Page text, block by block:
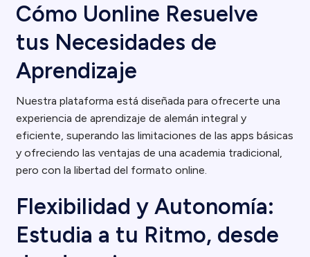
Cómo Uonline Resuelve
tus Necesidades de
Aprendizaje
Nuestra plataforma está diseñada para ofrecerte una
experiencia de aprendizaje de alemán integral y
eficiente, superando las limitaciones de las apps básicas
y ofreciendo las ventajas de una academia tradicional,
pero con la libertad del formato online.
Flexibilidad y Autonomía:
Estudia a tu Ritmo, desde